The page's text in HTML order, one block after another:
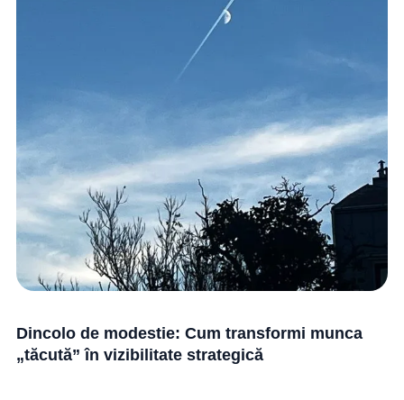
Dincolo de modestie: Cum transformi munca
„tăcută” în vizibilitate strategică